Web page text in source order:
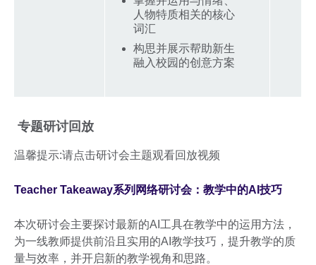
人物特质相关的核心
词汇
构思并展示帮助新生
融入校园的创意方案
专题研讨回放
温馨提示:请点击研讨会主题观看回放视频
Teacher Takeaway系列网络研讨会：教学中的AI技巧
本次研讨会主要探讨最新的AI工具在教学中的运用方法，
为一线教师提供前沿且实用的AI教学技巧，提升教学的质
量与效率，并开启新的教学视角和思路。